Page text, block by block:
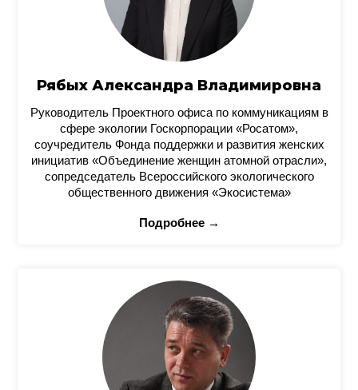
Рябых Александра Владимировна
Руководитель Проектного офиса по коммуникациям в
сфере экологии Госкорпорации «Росатом»,
соучредитель Фонда поддержки и развития женских
инициатив «Объединение женщин атомной отрасли»,
сопредседатель Всероссийского экологического
общественного движения «Экосистема»
Подробнее →